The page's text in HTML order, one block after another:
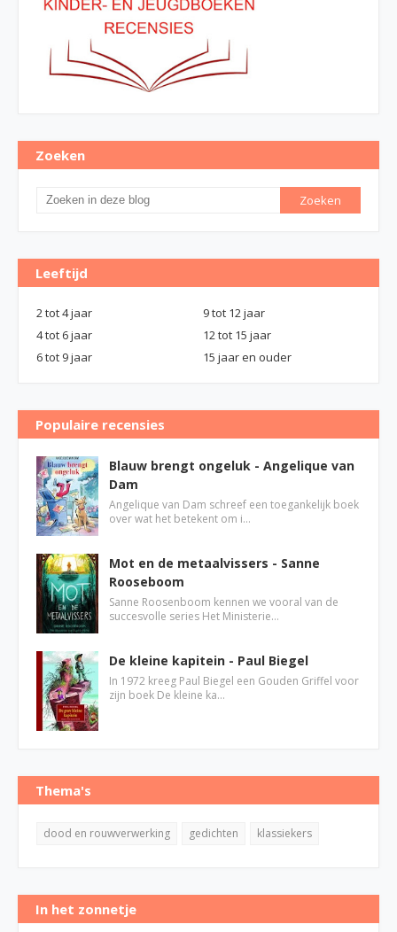
Zoeken
Leeftijd
2 tot 4 jaar
9 tot 12 jaar
4 tot 6 jaar
12 tot 15 jaar
6 tot 9 jaar
15 jaar en ouder
Populaire recensies
Blauw brengt ongeluk - Angelique van
Dam
Angelique van Dam schreef een toegankelijk boek
over wat het betekent om i…
Mot en de metaalvissers - Sanne
Rooseboom
Sanne Roosenboom kennen we vooral van de
succesvolle series Het Ministerie…
De kleine kapitein - Paul Biegel
In 1972 kreeg Paul Biegel een Gouden Griffel voor
zijn boek De kleine ka…
Thema's
dood en rouwverwerking gedichten klassiekers
In het zonnetje